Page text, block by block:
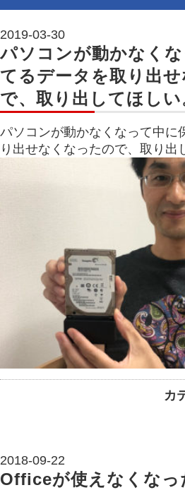
2019-03-30
パソコンが動かなく
てるデータを取り出
で、取り出してほしい
パソコンが動かなくなって中に
り出せなくなったので、取り出
カ
2018-09-22
Officeが使えなくなっ